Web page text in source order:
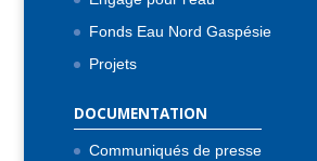
Fonds Eau Nord Gaspésie
Projets
DOCUMENTATION
Communiqués de presse